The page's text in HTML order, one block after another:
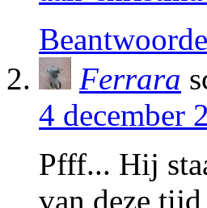
Ferrara
4 december
Pfff... Hij
van deze